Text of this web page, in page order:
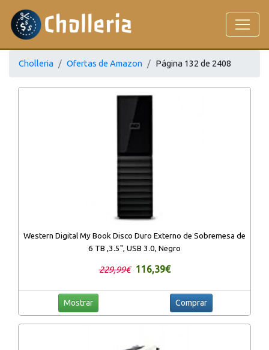
Cholleria Ofertas de Amazon Página 132 de 2408
Western Digital My Book Disco Duro Externo de Sobremesa de
6 TB ,3.5", USB 3.0, Negro
229,99€ 116,39€
Mostrar Comprar